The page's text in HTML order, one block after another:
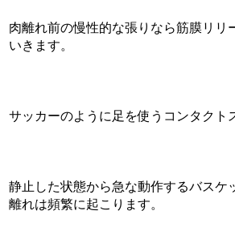
肉離れ前の慢性的な張りなら筋膜リリ
いきます。
サッカーのように足を使うコンタクト
静止した状態から急な動作するバスケ
離れは頻繁に起こります。